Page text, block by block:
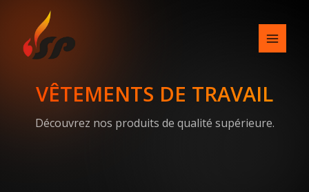
content
VÊTEMENTS DE TRAVAIL
Découvrez nos produits de qualité supérieure.